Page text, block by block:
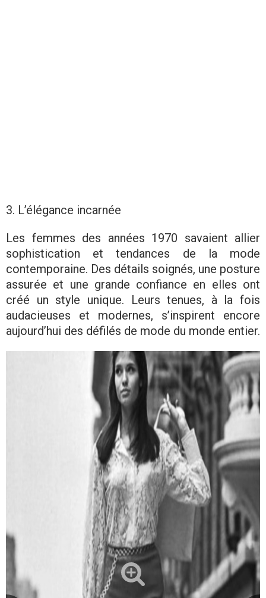
3. L’élégance incarnée
Les femmes des années 1970 savaient allier
sophistication et tendances de la mode
contemporaine. Des détails soignés, une posture
assurée et une grande confiance en elles ont
créé un style unique. Leurs tenues, à la fois
audacieuses et modernes, s’inspirent encore
aujourd’hui des défilés de mode du monde entier.